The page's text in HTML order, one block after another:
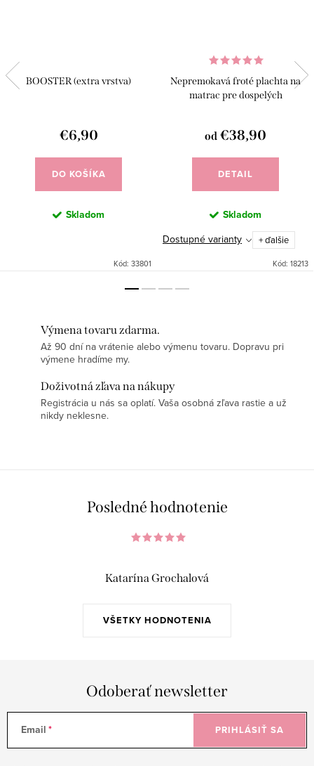
BOOSTER (extra vrstva)
€6,90
DO KOŠÍKA
Skladom
Kód: 33801
Nepremokavá froté plachta na
matrac pre dospelých
od €38,90
DETAIL
Skladom
Dostupné varianty + ďalšie
Kód: 18213
Výmena tovaru zdarma.
Až 90 dní na vrátenie alebo výmenu tovaru. Dopravu pri
výmene hradíme my.
Doživotná zľava na nákupy
Registrácia u nás sa oplatí. Vaša osobná zľava rastie a už
nikdy neklesne.
Posledné hodnotenie
VŠETKY HODNOTENIA
Katarína Grochalová
Odoberať newsletter
Email PRIHLÁSIŤ SA